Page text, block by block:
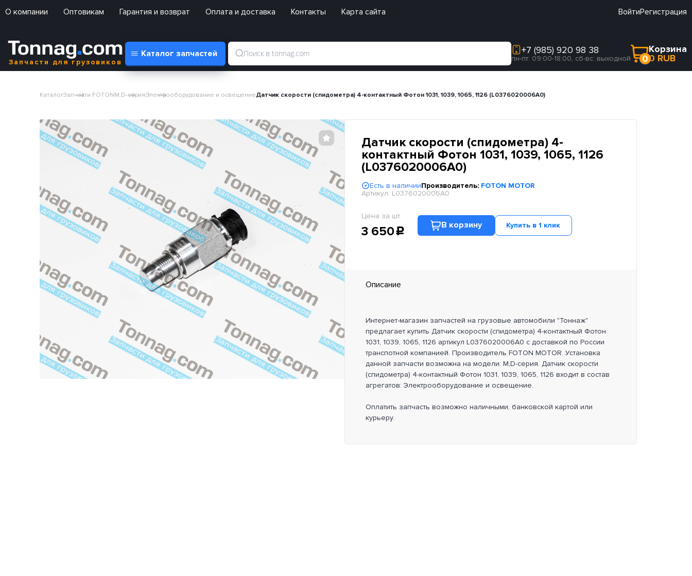
О компании Оптовикам Гарантия и возврат Оплата и доставка Контакты Карта сайта ВойтиРегистрация
Запчасти для грузовиков
Каталог запчастей +7 (985) 920 98 38
пн-пт: 09:00-18:00, сб-вс: выходной 0
Корзина
0 RUB
КаталогЗапчасти FOTONМ,D-серияЭлектрооборудование и освещениеДатчик скорости (спидометра) 4-контактный Фотон 1031, 1039, 1065, 1126 (L0376020006A0)
Датчик скорости (спидометра) 4-
контактный Фотон 1031, 1039, 1065, 1126
(L0376020006A0)
Есть в наличииПроизводитель: FOTON MOTOR
Артикул: L0376020006A0
Цена за шт.
3 650c
В корзину Купить в 1 клик
Описание
Интернет-магазин запчастей на грузовые автомобили "Тоннаж"
предлагает купить Датчик скорости (спидометра) 4-контактный Фотон
1031, 1039, 1065, 1126 артикул L0376020006A0 с доставкой по России
транспотной компанией. Производитель FOTON MOTOR. Установка
данной запчасти возможна на модели: М,D-серия. Датчик скорости
(спидометра) 4-контактный Фотон 1031, 1039, 1065, 1126 входит в состав
агрегатов: Электрооборудование и освещение.
Оплатить запчасть возможно наличными, банковской картой или
курьеру.